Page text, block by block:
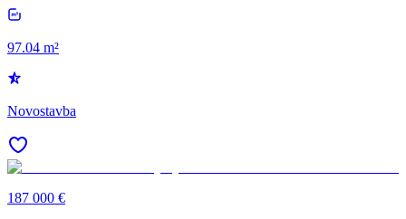
97.04 m²
Novostavba
187 000 €